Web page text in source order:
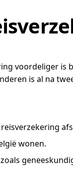
voordeliger is
is al na
wonen.